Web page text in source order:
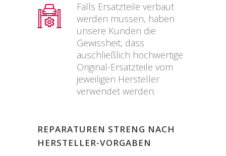
Falls Ersatzteile verbaut
werden müssen, haben
unsere Kunden die
Gewissheit, dass
auschließlich hochwertige
Original-Ersatzteile vom
jeweiligen Hersteller
verwendet werden.
REPARATUREN STRENG NACH
HERSTELLER-VORGABEN